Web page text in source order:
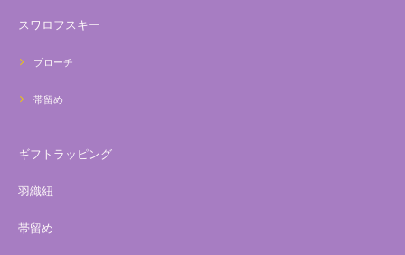
スワロフスキー
ブローチ
帯留め
ギフトラッピング
羽織紐
帯留め